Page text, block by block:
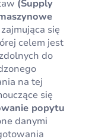
(Supply
się
celem jest
do
na tej
się
popytu
danymi